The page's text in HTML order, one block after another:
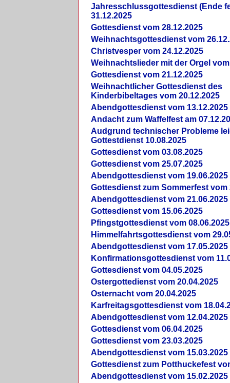
Jahresschlussgottesdienst (Ende
31.12.2025
Gottesdienst vom 28.12.2025
Weihnachtsgottesdienst vom
Christvesper vom 24.12.2025
Weihnachtslieder mit der Orgel vom
Gottesdienst vom 21.12.2025
Weihnachtlicher Gottesdienst des
Kinderbibeltages vom 20.12.2025
Abendgottesdienst vom 13.12.2025
Andacht zum Waffelfest am
Audgrund technischer Probleme
Gottestdienst 10.08.2025
Gottesdienst vom 03.08.2025
Gottesdienst vom 25.07.2025
Abendgottesdienst vom 19.06.2025
Gottesdienst zum Sommerfest vom
Abendgottesdienst vom 21.06.2025
Gottesdienst vom 15.06.2025
Pfingstgottesdienst vom 08.06.2025
Himmelfahrtsgottesdienst vom
Abendgottesdienst vom 17.05.2025
Konfirmationsgottesdienst vom
Gottesdienst vom 04.05.2025
Ostergottedienst vom 20.04.2025
Osternacht vom 20.04.2025
Karfreitagsgottesdienst vom
Abendgottesdienst vom 12.04.2025
Gottesdienst vom 06.04.2025
Gottesdienst vom 23.03.2025
Abendgottesdienst vom 15.03.2025
Gottesdienst zum Potthuckefest
Abendgottesdienst vom 15.02.2025